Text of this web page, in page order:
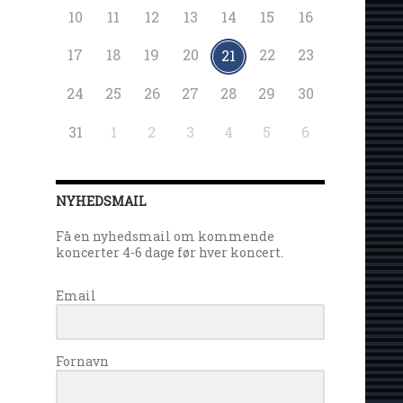
10 11 12 13 14 15 16
17 18 19 20 21 22 23
24 25 26 27 28 29 30
31 1 2 3 4 5 6
NYHEDSMAIL
Få en nyhedsmail om kommende
koncerter 4-6 dage før hver koncert.
Email
Fornavn